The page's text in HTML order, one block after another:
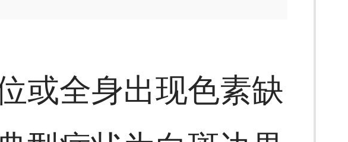
或全身出现色素缺